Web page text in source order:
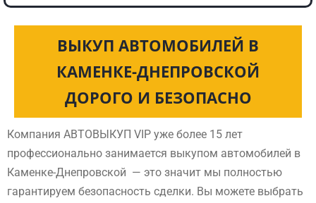
ВЫКУП АВТОМОБИЛЕЙ В
КАМЕНКЕ-ДНЕПРОВСКОЙ
ДОРОГО И БЕЗОПАСНО
Компания АВТОВЫКУП VIP уже более 15 лет
профессионально занимается выкупом автомобилей в
Каменке-Днепровской — это значит мы полностью
гарантируем безопасность сделки. Вы можете выбрать